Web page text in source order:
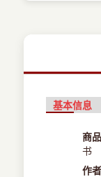
基本信息
商
书
作